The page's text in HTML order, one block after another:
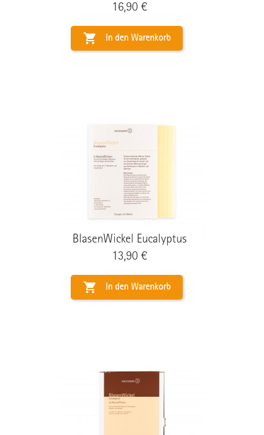
Preis
16,90 €
 In den Warenkorb
BlasenWickel Eucalyptus
Preis
13,90 €
 In den Warenkorb